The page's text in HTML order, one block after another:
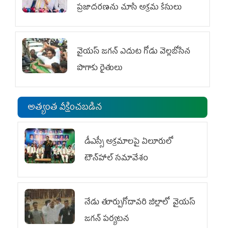
ప్రజాదరణను చూసి అక్రమ కేసులు
వైయ‌స్‌ జగన్ ఎదుట గోడు వెల్లబోసిన
పొగాకు రైతులు
అత్యంత వీక్షించబడిన
డీఎస్సీ అక్రమాలపై ఏలూరులో
టౌన్‌హాల్ సమావేశం
నేడు తూర్పుగోదావరి జిల్లాలో వైయస్‌
జగన్‌ పర్యటన